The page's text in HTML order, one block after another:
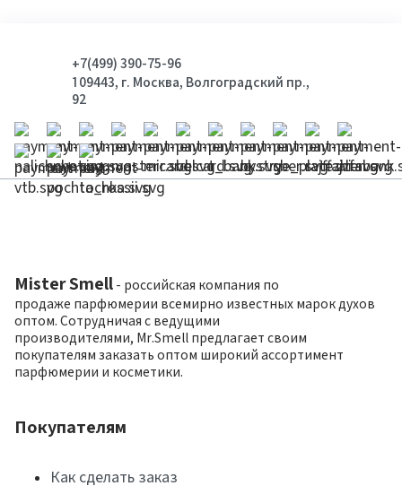
+7(499) 390-75-96
109443, г. Москва, Волгоградский пр.,
92
Mister Smell - российская компания по
продаже парфюмерии всемирно известных марок духов
оптом. Сотрудничая с ведущими
производителями, Mr.Smell предлагает своим
покупателям заказать оптом широкий ассортимент
парфюмерии и косметики.
Покупателям
Как сделать заказ